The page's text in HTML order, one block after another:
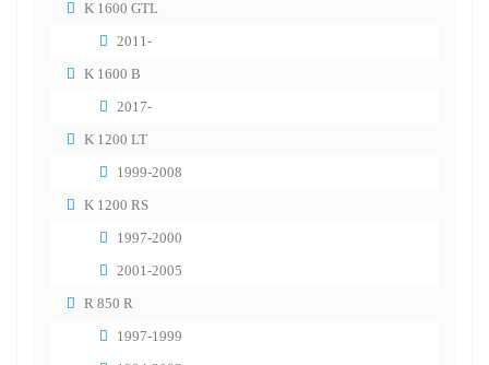
K 1600 GTL
2011-
K 1600 B
2017-
K 1200 LT
1999-2008
K 1200 RS
1997-2000
2001-2005
R 850 R
1997-1999